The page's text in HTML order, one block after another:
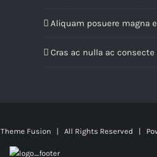
Aliquam posuere magna
Cras ac nulla ac
Theme Fusion | All Rights Reserved |